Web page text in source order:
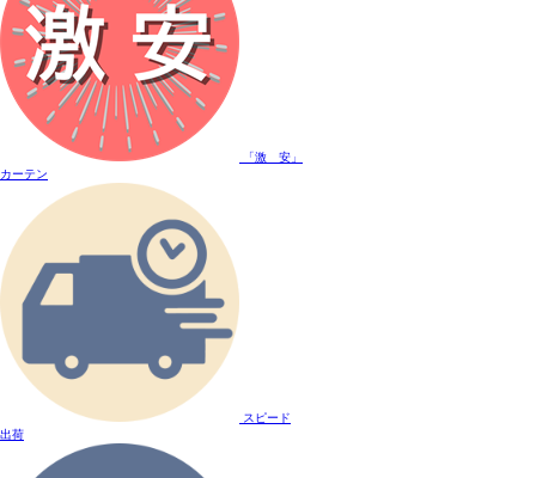
「激 安」
カーテン
スピード
出荷